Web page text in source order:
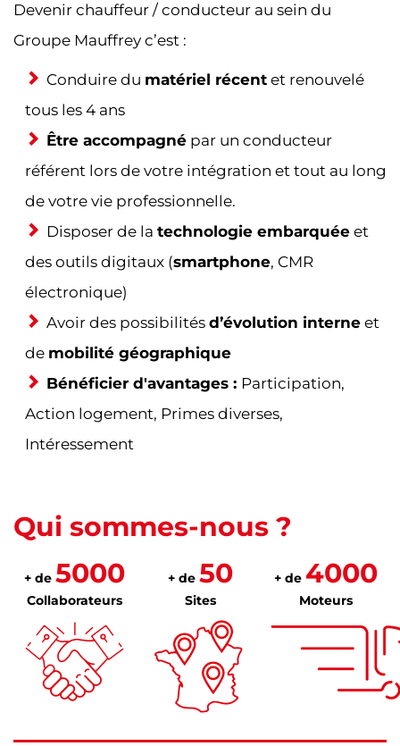
Devenir chauffeur / conducteur au sein du
Groupe Mauffrey c’est :
Conduire du matériel récent et renouvelé
tous les 4 ans
Être accompagné par un conducteur
référent lors de votre intégration et tout au long
de votre vie professionnelle.
Disposer de la technologie embarquée et
des outils digitaux (smartphone, CMR
électronique)
Avoir des possibilités d’évolution interne et
de mobilité géographique
Bénéficier d'avantages : Participation,
Action logement, Primes diverses,
Intéressement
Qui sommes-nous ?
+ de 5000
Collaborateurs
+ de 50
Sites
+ de 4000
Moteurs